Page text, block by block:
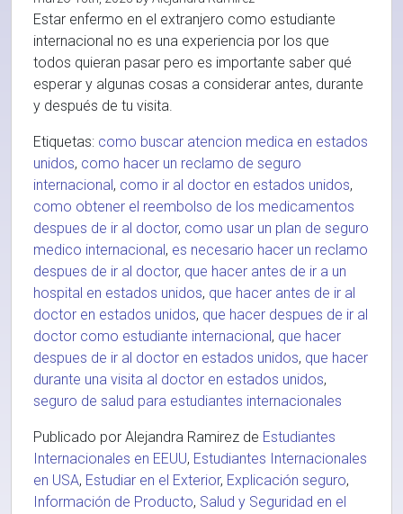
Estar enfermo en el extranjero como estudiante
internacional no es una experiencia por los que
todos quieran pasar pero es importante saber qué
esperar y algunas cosas a considerar antes, durante
y después de tu visita.
Etiquetas: como buscar atencion medica en estados
unidos, como hacer un reclamo de seguro
internacional, como ir al doctor en estados unidos,
como obtener el reembolso de los medicamentos
despues de ir al doctor, como usar un plan de seguro
medico internacional, es necesario hacer un reclamo
despues de ir al doctor, que hacer antes de ir a un
hospital en estados unidos, que hacer antes de ir al
doctor en estados unidos, que hacer despues de ir al
doctor como estudiante internacional, que hacer
despues de ir al doctor en estados unidos, que hacer
durante una visita al doctor en estados unidos,
seguro de salud para estudiantes internacionales
Publicado por Alejandra Ramirez de Estudiantes
Internacionales en EEUU, Estudiantes Internacionales
en USA, Estudiar en el Exterior, Explicación seguro,
Información de Producto, Salud y Seguridad en el